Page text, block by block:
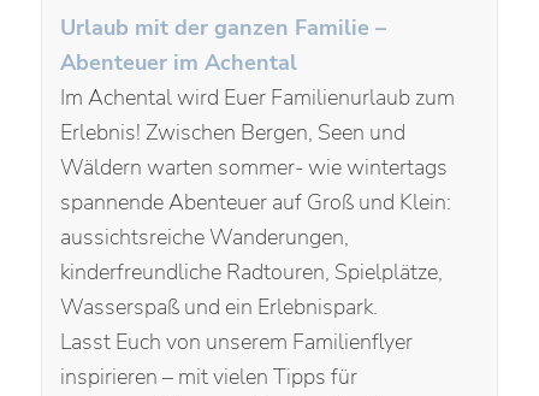
Urlaub mit der ganzen Familie –
Abenteuer im Achental
Im Achental wird Euer Familienurlaub zum
Erlebnis! Zwischen Bergen, Seen und
Wäldern warten sommer- wie wintertags
spannende Abenteuer auf Groß und Klein:
aussichtsreiche Wanderungen,
kinderfreundliche Radtouren, Spielplätze,
Wasserspaß und ein Erlebnispark.
Lasst Euch von unserem Familienflyer
inspirieren – mit vielen Tipps für